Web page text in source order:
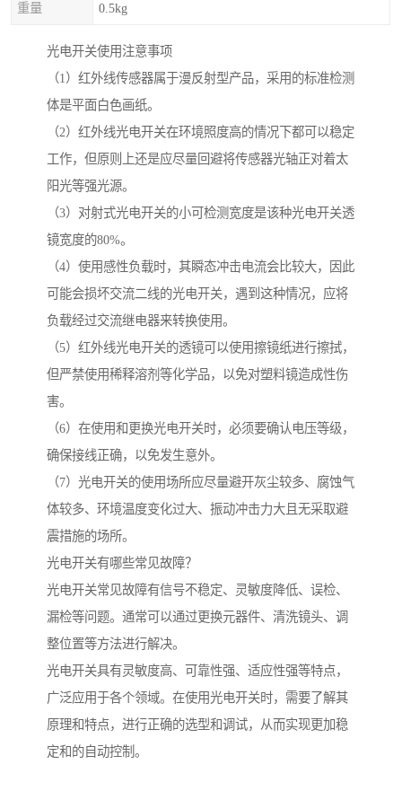
重量 0.5kg
光电开关使用注意事项
（1）红外线传感器属于漫反射型产品，采用的标准检测
体是平面白色画纸。
（2）红外线光电开关在环境照度高的情况下都可以稳定
工作，但原则上还是应尽量回避将传感器光轴正对着太
阳光等强光源。
（3）对射式光电开关的小可检测宽度是该种光电开关透
镜宽度的80%。
（4）使用感性负载时，其瞬态冲击电流会比较大，因此
可能会损坏交流二线的光电开关，遇到这种情况，应将
负载经过交流继电器来转换使用。
（5）红外线光电开关的透镜可以使用擦镜纸进行擦拭，
但严禁使用稀释溶剂等化学品，以免对塑料镜造成性伤
害。
（6）在使用和更换光电开关时，必须要确认电压等级，
确保接线正确，以免发生意外。
（7）光电开关的使用场所应尽量避开灰尘较多、腐蚀气
体较多、环境温度变化过大、振动冲击力大且无采取避
震措施的场所。
光电开关有哪些常见故障？
光电开关常见故障有信号不稳定、灵敏度降低、误检、
漏检等问题。通常可以通过更换元器件、清洗镜头、调
整位置等方法进行解决。
光电开关具有灵敏度高、可靠性强、适应性强等特点，
广泛应用于各个领域。在使用光电开关时，需要了解其
原理和特点，进行正确的选型和调试，从而实现更加稳
定和的自动控制。